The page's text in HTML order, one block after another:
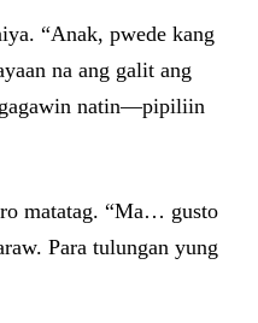
“Anak, pwede kang
na ang galit ang
natin—pipiliin
matatag. “Ma… gusto
Para tulungan yung